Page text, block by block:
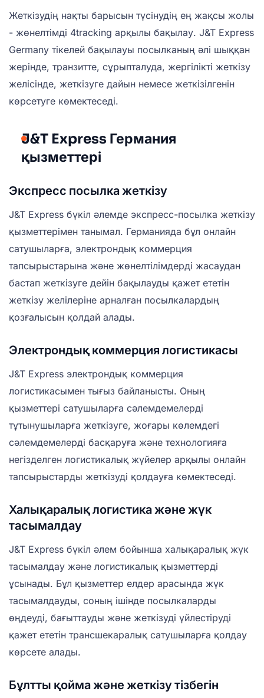
Жеткізудің нақты барысын түсінудің ең жақсы жолы
- жөнелтімді 4tracking арқылы бақылау. J&T Express
Germany тікелей бақылауы посылканың әлі шыққан
жерінде, транзитте, сұрыпталуда, жергілікті жеткізу
желісінде, жеткізуге дайын немесе жеткізілгенін
көрсетуге көмектеседі.
J&T Express Германия
қызметтері
Экспресс посылка жеткізу
J&T Express бүкіл әлемде экспресс-посылка жеткізу
қызметтерімен танымал. Германияда бұл онлайн
сатушыларға, электрондық коммерция
тапсырыстарына және жөнелтілімдерді жасаудан
бастап жеткізуге дейін бақылауды қажет ететін
жеткізу желілеріне арналған посылкалардың
қозғалысын қолдай алады.
Электрондық коммерция логистикасы
J&T Express электрондық коммерция
логистикасымен тығыз байланысты. Оның
қызметтері сатушыларға сәлемдемелерді
тұтынушыларға жеткізуге, жоғары көлемдегі
сәлемдемелерді басқаруға және технологияға
негізделген логистикалық жүйелер арқылы онлайн
тапсырыстарды жеткізуді қолдауға көмектеседі.
Халықаралық логистика және жүк
тасымалдау
J&T Express бүкіл әлем бойынша халықаралық жүк
тасымалдау және логистикалық қызметтерді
ұсынады. Бұл қызметтер елдер арасында жүк
тасымалдауды, соның ішінде посылкаларды
өңдеуді, бағыттауды және жеткізуді үйлестіруді
қажет ететін трансшекаралық сатушыларға қолдау
көрсете алады.
Бұлтты қойма және жеткізу тізбегін